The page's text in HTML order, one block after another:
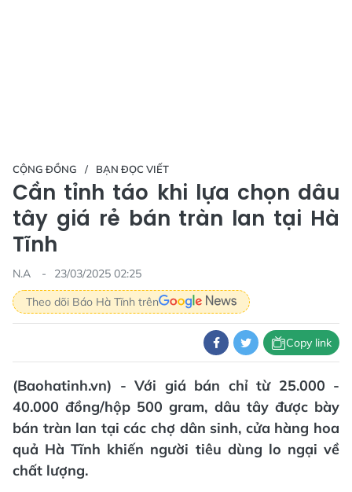
CỘNG ĐỒNG BẠN ĐỌC VIẾT
Cần tỉnh táo khi lựa chọn dâu
tây giá rẻ bán tràn lan tại Hà
Tĩnh
N.A
23/03/2025 02:25
Theo dõi Báo Hà Tĩnh trên
Copy link
(Baohatinh.vn) - Với giá bán chỉ từ 25.000 -
40.000 đồng/hộp 500 gram, dâu tây được bày
bán tràn lan tại các chợ dân sinh, cửa hàng hoa
quả Hà Tĩnh khiến người tiêu dùng lo ngại về
chất lượng.